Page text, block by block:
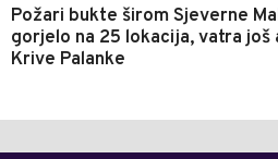
Požari bukte širom Sjeverne
gorjelo na 25 lokacija, vatra još
Krive Palanke